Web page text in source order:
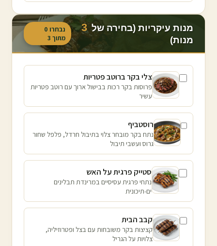
מנות עיקריות (בחירה של 3
מנות)
נבחרו 0
מתוך 3
צלי בקר ברוטב פטריות
פרוסות בקר רכות בבישול ארוך עם רוטב פטריות
עשיר
רוסטביף
נתח בקר מובחר צלוי בתיבול חרדל, פלפל שחור
גרוס ועשבי תיבול
סטייק פרגית על האש
נתחי פרגית עסיסיים במרינדת תבלינים
ים-תיכונית
קבב הבית
קציצות בקר משובחות עם בצל ופטרוזיליה,
צלויות על הגריל